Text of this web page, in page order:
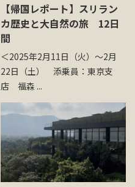
【帰国レポート】スリラン
カ歴史と大自然の旅 12日
間
＜2025年2月11日（火）～2月
22日（土） 添乗員：東京支
店 福森 ...